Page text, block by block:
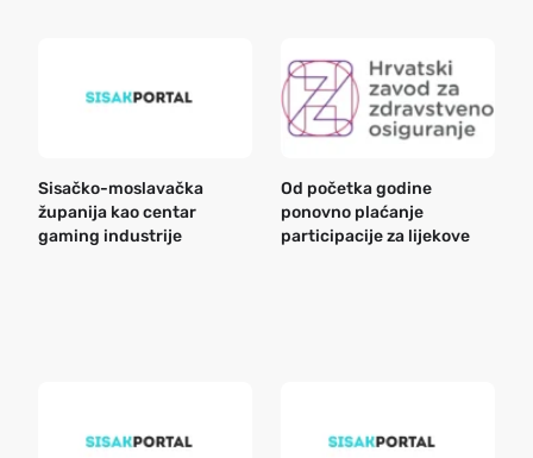
Sisačko-moslavačka
županija kao centar
gaming industrije
Od početka godine
ponovno plaćanje
participacije za lijekove